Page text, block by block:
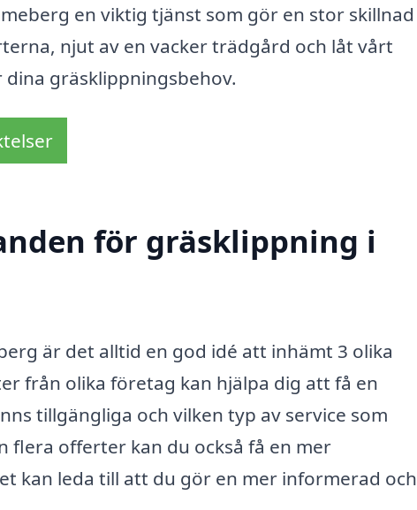
en viktig tjänst som gör en stor skillnad
njut av en vacker trädgård och låt vårt
gräsklippningsbehov.
för gräsklippning i
är det alltid en god idé att inhämt 3 olika
från olika företag kan hjälpa dig att få en
tillgängliga och vilken typ av service som
flera offerter kan du också få en mer
kan leda till att du gör en mer informerad och